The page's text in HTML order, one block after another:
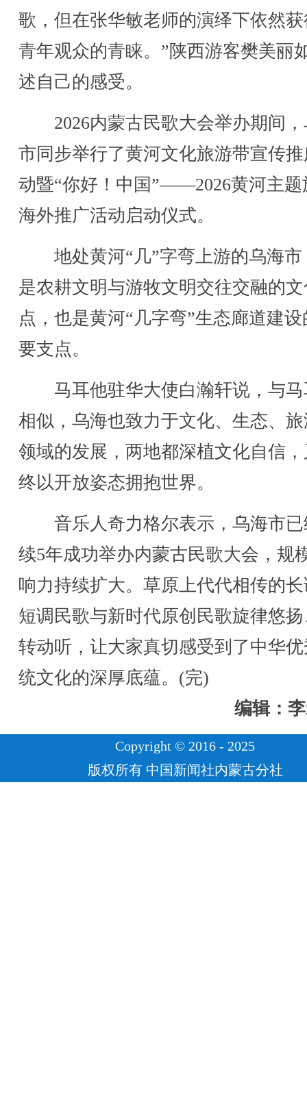
歌，但在张华敏老师的演绎下依然
青年观众的青睐。”陕西游客樊美丽
述自己的感受。
2026内蒙古民歌大会举办期间，
市同步举行了黄河文化旅游带宣传
动暨“你好！中国”——2026黄河主题
海外推广活动启动仪式。
地处黄河“几”字弯上游的乌海市
是农耕文明与游牧文明交往交融的
点，也是黄河“几字弯”生态廊道建设
要支点。
马耳他驻华大使白瀚轩说，与马
相似，乌海也致力于文化、生态、
领域的发展，两地都深植文化自信
终以开放姿态拥抱世界。
音乐人奇力格尔表示，乌海市已
续5年成功举办内蒙古民歌大会，规
响力持续扩大。草原上代代相传的
短调民歌与新时代原创民歌旋律悠
转动听，让大家真切感受到了中华
统文化的深厚底蕴。(完)
编辑：
Copyright © 2016 - 2025
版权所有 中国新闻社内蒙古分社